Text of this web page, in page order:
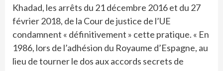
Khadad, les arrêts du 21 décembre 2016 et du 27
février 2018, de la Cour de justice de l’UE
condamnent « définitivement » cette pratique. « En
1986, lors de l’adhésion du Royaume d’Espagne, au
lieu de tourner le dos aux accords secrets de